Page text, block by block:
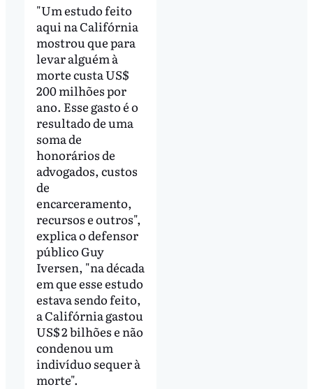
"Um estudo feito
aqui na Califórnia
mostrou que para
levar alguém à
morte custa US$
200 milhões por
ano. Esse gasto é o
resultado de uma
soma de
honorários de
advogados, custos
de
encarceramento,
recursos e outros",
explica o defensor
público Guy
Iversen, "na década
em que esse estudo
estava sendo feito,
a Califórnia gastou
US$ 2 bilhões e não
condenou um
indivíduo sequer à
morte".